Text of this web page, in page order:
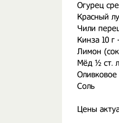
Огурец
Красный
Чили
Кинза 10
Лимон
Мёд ½ ст.
Соль
Цены